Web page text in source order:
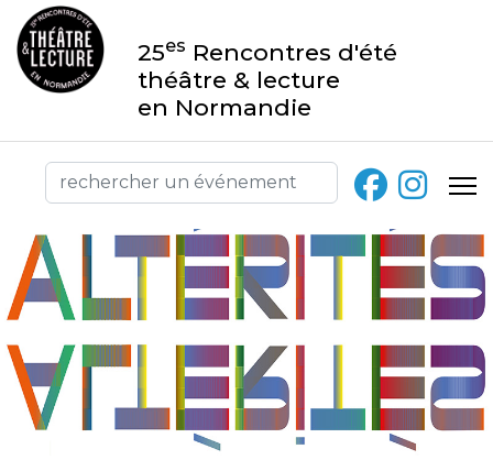
25es Rencontres d'été
théâtre & lecture
en Normandie